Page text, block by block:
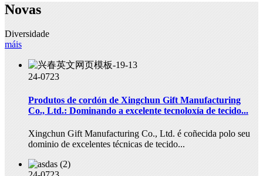
Novas
Diversidade
máis
24-0723
Produtos de cordón de Xingchun Gift Manufacturing
Co., Ltd.: Dominando a excelente tecnoloxía de tecido...
Xingchun Gift Manufacturing Co., Ltd. é coñecida polo seu
dominio de excelentes técnicas de tecido...